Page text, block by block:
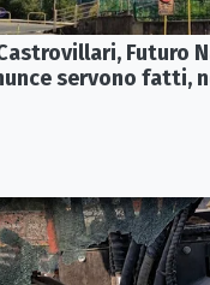
Futuro
servono fatti,